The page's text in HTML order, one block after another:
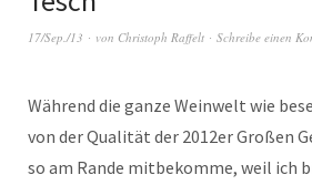
17/Sep./13 von Christoph Raffelt Schreibe einen
Während die ganze Weinwelt wie
von der Qualität der 2012er Großen
so am Rande mitbekomme, weil ich